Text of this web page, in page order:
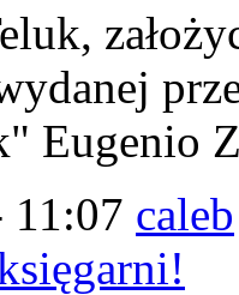
Eugenio
11:07 caleb